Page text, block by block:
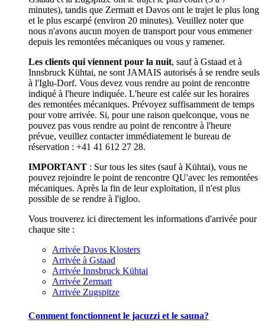
minutes), tandis que Zermatt et Davos ont le trajet le plus long
et le plus escarpé (environ 20 minutes). Veuillez noter que
nous n'avons aucun moyen de transport pour vous emmener
depuis les remontées mécaniques ou vous y ramener.
Les clients qui viennent pour la nuit, sauf à Gstaad et à
Innsbruck Kühtai, ne sont JAMAIS autorisés à se rendre seuls
à l'Iglu-Dorf. Vous devez vous rendre au point de rencontre
indiqué à l'heure indiquée. L'heure est calée sur les horaires
des remontées mécaniques. Prévoyez suffisamment de temps
pour votre arrivée. Si, pour une raison quelconque, vous ne
pouvez pas vous rendre au point de rencontre à l'heure
prévue, veuillez contacter immédiatement le bureau de
réservation : +41 41 612 27 28.
IMPORTANT : Sur tous les sites (sauf à Kühtai), vous ne
pouvez rejoindre le point de rencontre QU'avec les remontées
mécaniques. Après la fin de leur exploitation, il n'est plus
possible de se rendre à l'igloo.
Vous trouverez ici directement les informations d'arrivée pour
chaque site :
Arrivée Davos Klosters
Arrivée à Gstaad
Arrivée Innsbruck Kühtai
Arrivée Zermatt
Arrivée Zugspitze
Comment fonctionnent le jacuzzi et le sauna?